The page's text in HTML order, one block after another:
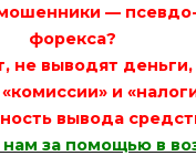
—
форекса?
не выводят
и
вывода
за помощью в